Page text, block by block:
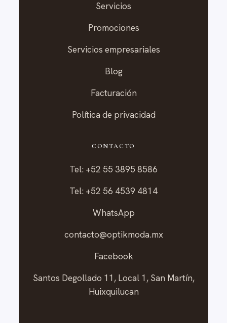
Servicios
Promociones
Servicios empresariales
Blog
Facturación
Política de privacidad
CONTACTO
Tel: +52 55 3895 8586
Tel: +52 56 4539 4814
WhatsApp
contacto@optikmoda.mx
Facebook
Santos Degollado 11, Local 1, San Martín,
Huixquilucan